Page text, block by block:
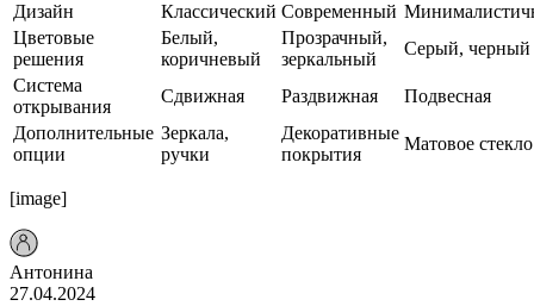
Дизайн
Классический Современный
Цветовые
решения
Белый,
коричневый
Прозрачный,
зеркальный
Серый, черный
Система
открывания
Сдвижная Раздвижная
Подвесная
Дополнительные
опции
Зеркала,
ручки
Декоративные
покрытия
Матовое стекло
[image]
Антонина
27.04.2024